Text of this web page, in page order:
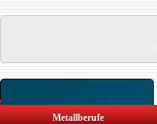
Metallberufe